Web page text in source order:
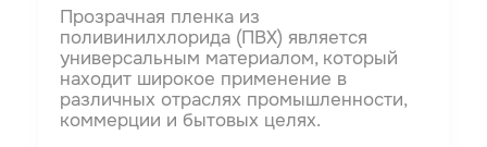
Прозрачная пленка из
поливинилхлорида (ПВХ) является
универсальным материалом, который
находит широкое применение в
различных отраслях промышленности,
коммерции и бытовых целях.